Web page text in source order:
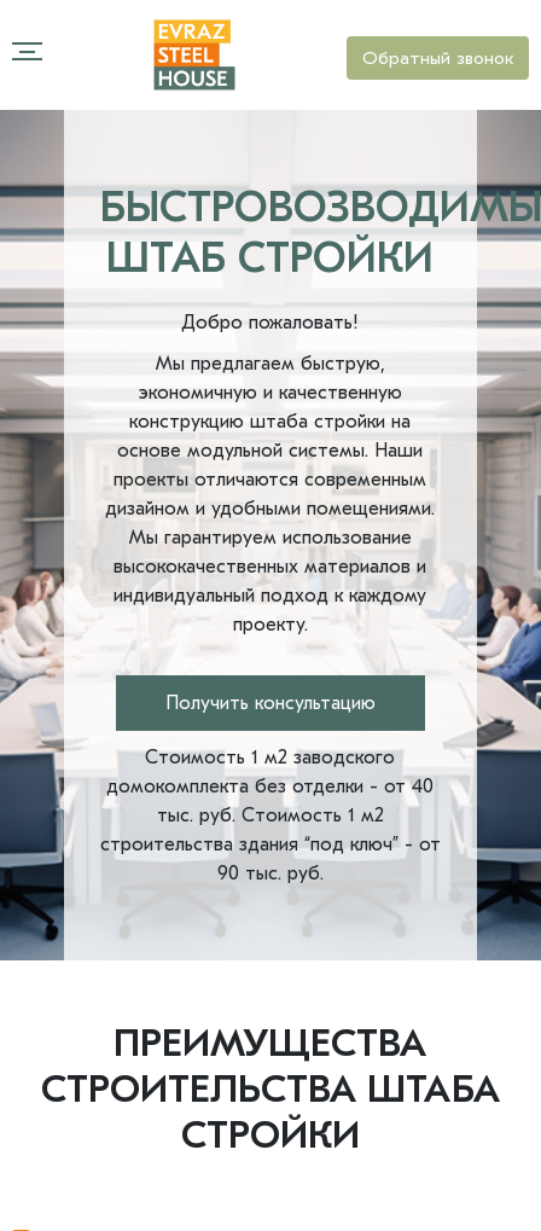
Обратный звонок
ШТАБ СТРОЙКИ
Добро пожаловать!
Мы предлагаем быструю,
экономичную и качественную
конструкцию штаба стройки на
основе модульной системы. Наши
проекты отличаются современным
дизайном и удобными помещениями.
Мы гарантируем использование
высококачественных материалов и
индивидуальный подход к каждому
проекту.
Получить консультацию
Стоимость 1 м2 заводского
домокомплекта без отделки - от 40
тыс. руб. Стоимость 1 м2
строительства здания “под ключ” - от
90 тыс. руб.
ПРЕИМУЩЕСТВА
СТРОИТЕЛЬСТВА ШТАБА
СТРОЙКИ